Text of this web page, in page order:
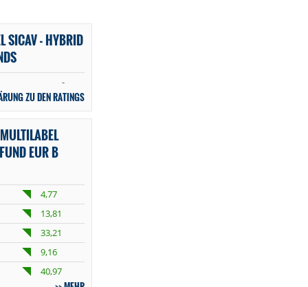
SICAV - HYBRID
-
ZU DEN RATINGS
EUR B
4,77
13,81
33,21
9,16
40,97